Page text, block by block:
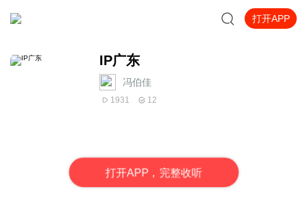
打开APP
IP广东
冯伯佳
1931 12
打开APP，完整收听